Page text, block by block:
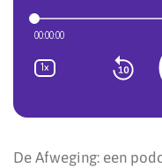
De Afweging: een